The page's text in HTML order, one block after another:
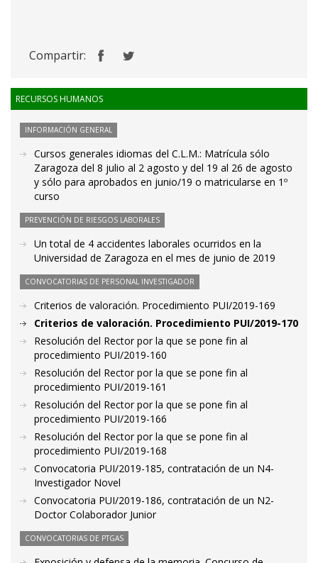
Compartir:
RECURSOS HUMANOS
INFORMACIÓN GENERAL
Cursos generales idiomas del C.L.M.: Matrícula sólo
Zaragoza del 8 julio al 2 agosto y del 19 al 26 de agosto
y sólo para aprobados en junio/19 o matricularse en 1º
curso
PREVENCIÓN DE RIESGOS LABORALES
Un total de 4 accidentes laborales ocurridos en la
Universidad de Zaragoza en el mes de junio de 2019
CONVOCATORIAS DE PERSONAL INVESTIGADOR
Criterios de valoración. Procedimiento PUI/2019-169
Criterios de valoración. Procedimiento PUI/2019-170
Resolución del Rector por la que se pone fin al
procedimiento PUI/2019-160
Resolución del Rector por la que se pone fin al
procedimiento PUI/2019-161
Resolución del Rector por la que se pone fin al
procedimiento PUI/2019-166
Resolución del Rector por la que se pone fin al
procedimiento PUI/2019-168
Convocatoria PUI/2019-185, contratación de un N4-
Investigador Novel
Convocatoria PUI/2019-186, contratación de un N2-
Doctor Colaborador Junior
CONVOCATORIAS DE PTGAS